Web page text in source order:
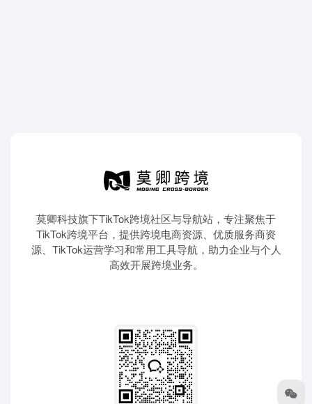
莫卿科技旗下TikTok跨境社区与导航站，专注聚焦于
TikTok跨境平台，提供跨境电商资源、优质服务商资
源、TikTok运营学习和常用工具导航，助力企业与个人
高效开展跨境业务。